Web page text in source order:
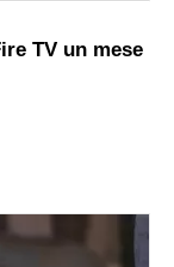
TV un mese